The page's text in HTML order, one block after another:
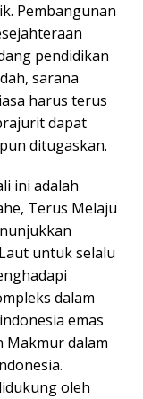
Pembangunan
pendidikan
sarana
harus terus
dapat
ditugaskan.
ini adalah
Terus Melaju
untuk selalu
dalam
emas
Makmur dalam
oleh